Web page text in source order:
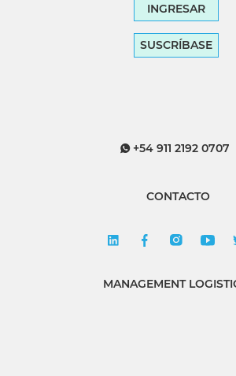
INGRESAR
SUSCRÍBASE
+54 911 2192 0707
CONTACTO
MANAGEMENT